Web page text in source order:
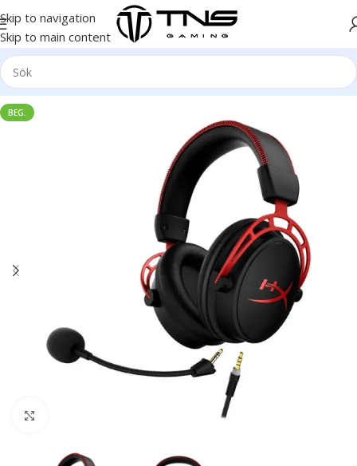
Skip to navigation
Skip to main content
BEG.